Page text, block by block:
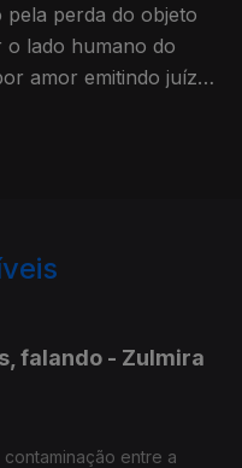
pela perda do objeto
o lado humano do
amor emitindo juízos
falando - Zulmira
entre a